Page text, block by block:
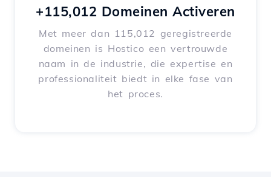
+115,012 Domeinen Activeren
Met meer dan 115,012 geregistreerde
domeinen is Hostico een vertrouwde
naam in de industrie, die expertise en
professionaliteit biedt in elke fase van
het proces.